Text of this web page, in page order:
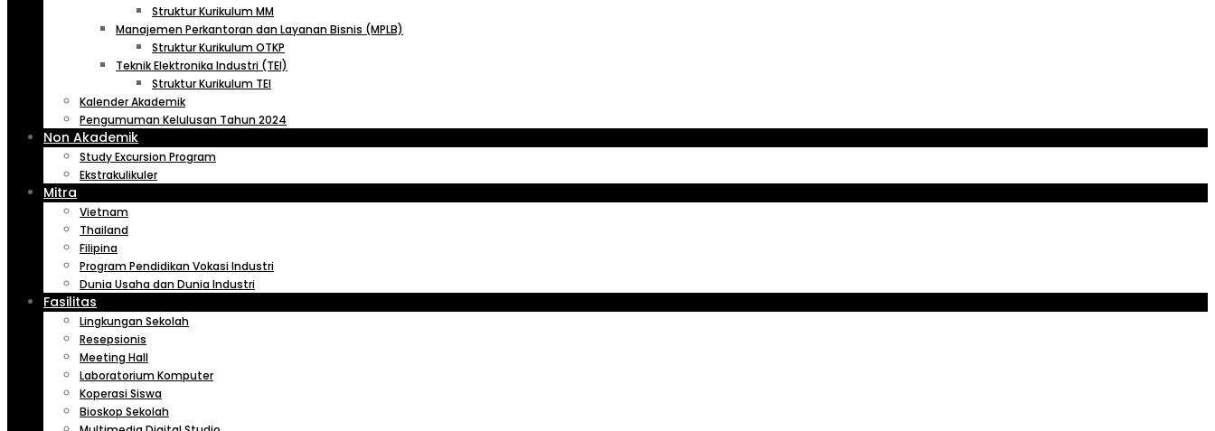
Struktur Kurikulum MM
Manajemen Perkantoran dan Layanan Bisnis (MPLB)
Struktur Kurikulum OTKP
Teknik Elektronika Industri (TEI)
Struktur Kurikulum TEI
Kalender Akademik
Pengumuman Kelulusan Tahun 2024
Non Akademik
Study Excursion Program
Ekstrakulikuler
Mitra
Vietnam
Thailand
Filipina
Program Pendidikan Vokasi Industri
Dunia Usaha dan Dunia Industri
Fasilitas
Lingkungan Sekolah
Resepsionis
Meeting Hall
Laboratorium Komputer
Koperasi Siswa
Bioskop Sekolah